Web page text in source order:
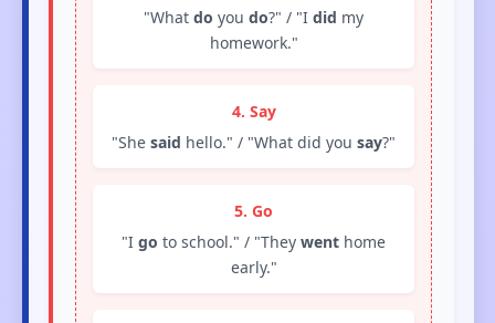
"Whatdo youdo?" / "Idid my
homework."
4. Say
"Shesaid hello." / "What did yousay?"
5. Go
"Igo to school." / "Theywent home
early."